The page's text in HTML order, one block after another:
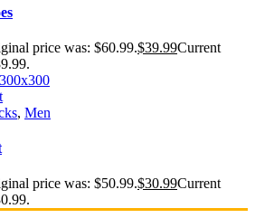
price was: $60.99.$39.99Current
, Men
price was: $50.99.$30.99Current